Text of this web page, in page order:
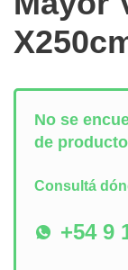
No se
de
Consultá
+54 9